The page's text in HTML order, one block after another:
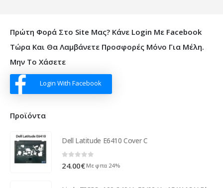
Πρώτη Φορά Στο Site Μας? Κάνε Login Με Facebook
Τώρα Και Θα Λαμβάνετε Προσφορές Μόνο Για Μέλη.
Μην Το Χάσετε
Login With Facebook
Προϊόντα
Dell Latitude E6410 Cover C
24.00€ Με φπα 24%